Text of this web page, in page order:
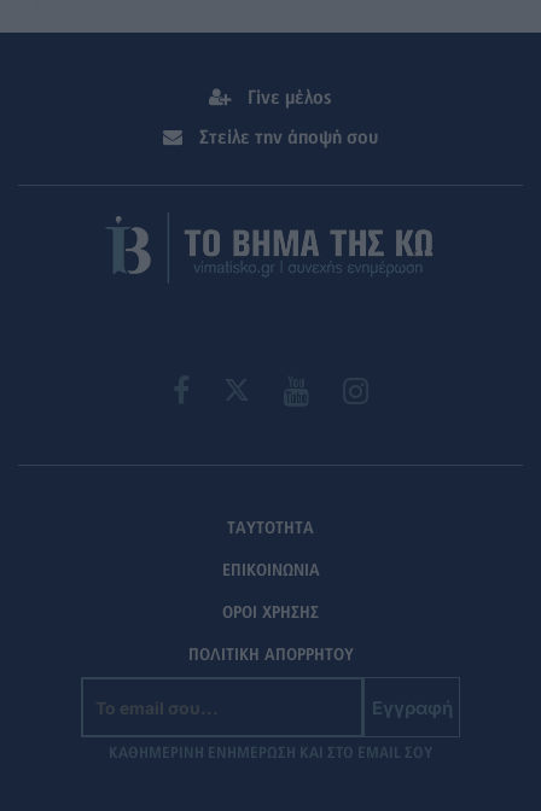
Γίνε μέλος
Στείλε την άποψή σου
ΤΑΥΤΟΤΗΤΑ
ΕΠΙΚΟΙΝΩΝΙΑ
ΟΡΟΙ ΧΡΗΣΗΣ
ΠΟΛΙΤΙΚΗ ΑΠΟΡΡΗΤΟΥ
Εγγραφή
ΚΑΘΗΜΕΡΙΝΗ ΕΝΗΜΕΡΩΣΗ ΚΑΙ ΣΤΟ EMAIL ΣΟΥ